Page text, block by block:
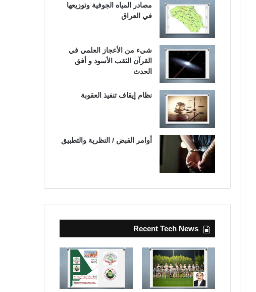
مصادر المياه الجوفية وتوزيعها
في العراق
شيء من الأعجاز العلمي في
القرآن الثقب الأسود و أفق
الحدث
نظام إيقاف تنفيذ العقوبة
أوامر القبض / النظرية والتطبيق
Recent Tech News